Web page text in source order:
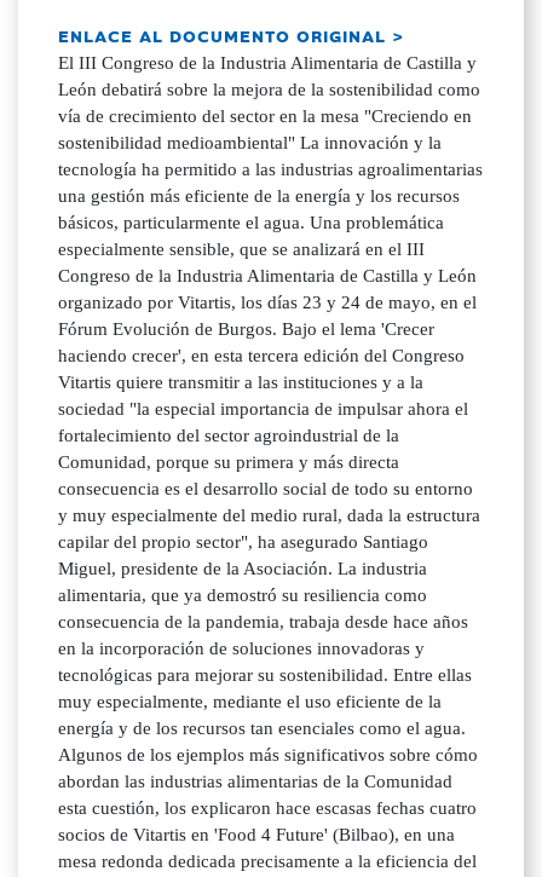
ENLACE AL DOCUMENTO ORIGINAL >
El III Congreso de la Industria Alimentaria de Castilla y
León debatirá sobre la mejora de la sostenibilidad como
vía de crecimiento del sector en la mesa "Creciendo en
sostenibilidad medioambiental" La innovación y la
tecnología ha permitido a las industrias agroalimentarias
una gestión más eficiente de la energía y los recursos
básicos, particularmente el agua. Una problemática
especialmente sensible, que se analizará en el III
Congreso de la Industria Alimentaria de Castilla y León
organizado por Vitartis, los días 23 y 24 de mayo, en el
Fórum Evolución de Burgos. Bajo el lema 'Crecer
haciendo crecer', en esta tercera edición del Congreso
Vitartis quiere transmitir a las instituciones y a la
sociedad "la especial importancia de impulsar ahora el
fortalecimiento del sector agroindustrial de la
Comunidad, porque su primera y más directa
consecuencia es el desarrollo social de todo su entorno
y muy especialmente del medio rural, dada la estructura
capilar del propio sector", ha asegurado Santiago
Miguel, presidente de la Asociación. La industria
alimentaria, que ya demostró su resiliencia como
consecuencia de la pandemia, trabaja desde hace años
en la incorporación de soluciones innovadoras y
tecnológicas para mejorar su sostenibilidad. Entre ellas
muy especialmente, mediante el uso eficiente de la
energía y de los recursos tan esenciales como el agua.
Algunos de los ejemplos más significativos sobre cómo
abordan las industrias alimentarias de la Comunidad
esta cuestión, los explicaron hace escasas fechas cuatro
socios de Vitartis en 'Food 4 Future' (Bilbao), en una
mesa redonda dedicada precisamente a la eficiencia del